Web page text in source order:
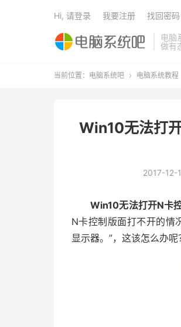
电脑
做有
Hi, 请登录 我要注册 找回密码
当前位置： 电脑系统吧  电脑系统教程
Win10无法打
2017-12-
Win10无法打开N卡
N卡控制版面打不开的情
显示器。”，这该怎么办呢